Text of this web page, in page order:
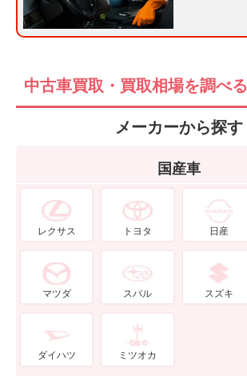
中古車買取・買取相場を調べる
メーカーから探す
国産車
レクサス トヨタ 日産
マツダ スバル スズキ
ダイハツ ミツオカ